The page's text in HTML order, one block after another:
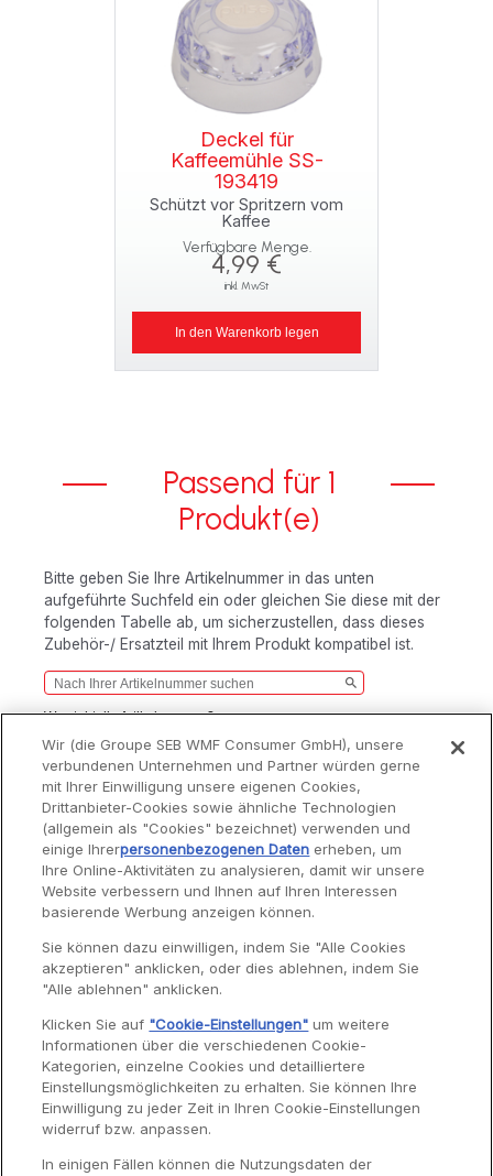
Deckel für
Kaffeemühle SS-
193419
Schützt vor Spritzern vom
Kaffee
Verfügbare Menge.
4,99 €
inkl. MwSt
In den Warenkorb legen
Passend für 1
Produkt(e)
Bitte geben Sie Ihre Artikelnummer in das unten
aufgeführte Suchfeld ein oder gleichen Sie diese mit der
folgenden Tabelle ab, um sicherzustellen, dass dieses
Zubehör-/ Ersatzteil mit Ihrem Produkt kompatibel ist.
Wo steht die Artikelnummer?
Produkte
Artikelnummern
Produkte
Artikelnummern
Kaffeemühle Red Ruby AR110510
Service
Garantie
Reparaturen
Bedienungsanleitungen
Häufig gestellte Fragen
Wir (die Groupe SEB WMF Consumer GmbH), unsere
verbundenen Unternehmen und Partner würden gerne
mit Ihrer Einwilligung unsere eigenen Cookies,
Drittanbieter-Cookies sowie ähnliche Technologien
(allgemein als "Cookies" bezeichnet) verwenden und
einige Ihrerpersonenbezogenen Daten erheben, um
Ihre Online-Aktivitäten zu analysieren, damit wir unsere
Website verbessern und Ihnen auf Ihren Interessen
basierende Werbung anzeigen können.
Sie können dazu einwilligen, indem Sie "Alle Cookies
akzeptieren" anklicken, oder dies ablehnen, indem Sie
"Alle ablehnen" anklicken.
Klicken Sie auf "Cookie-Einstellungen" um weitere
Informationen über die verschiedenen Cookie-
Kategorien, einzelne Cookies und detailliertere
Einstellungsmöglichkeiten zu erhalten. Sie können Ihre
Einwilligung zu jeder Zeit in Ihren Cookie-Einstellungen
widerruf bzw. anpassen.
In einigen Fällen können die Nutzungsdaten der